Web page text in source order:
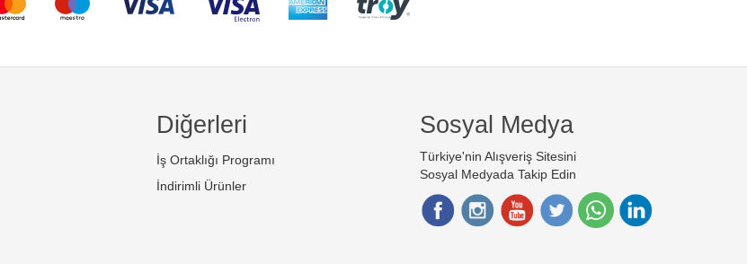
Diğerleri
İş Ortaklığı Programı
İndirimli Ürünler
Sosyal Medya
Türkiye'nin Alışveriş Sitesini
Sosyal Medyada Takip Edin